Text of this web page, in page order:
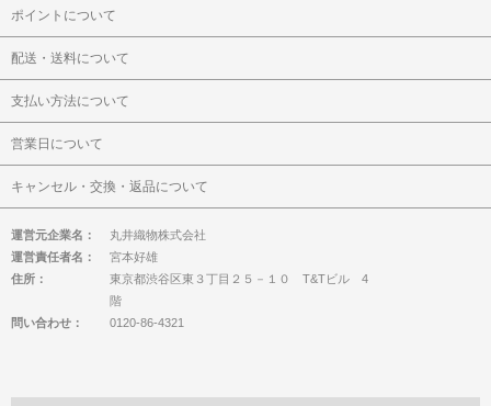
ポイントについて
配送・送料について
支払い方法について
営業日について
キャンセル・交換・返品について
運営元企業名：
丸井織物株式会社
運営責任者名：
宮本好雄
住所：
東京都渋谷区東３丁目２５－１０ T&Tビル 4
階
問い合わせ：
0120-86-4321